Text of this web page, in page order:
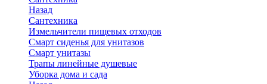
Назад
Сантехника
Измельчители пищевых отходов
Смарт сиденья для унитазов
Смарт унитазы
Трапы линейные душевые
Уборка дома и сада